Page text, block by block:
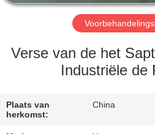
SHOW
ONGEVEER
FABRIEKSREIS
Verse van de het
Industriële de
Plaats van
herkomst:
China